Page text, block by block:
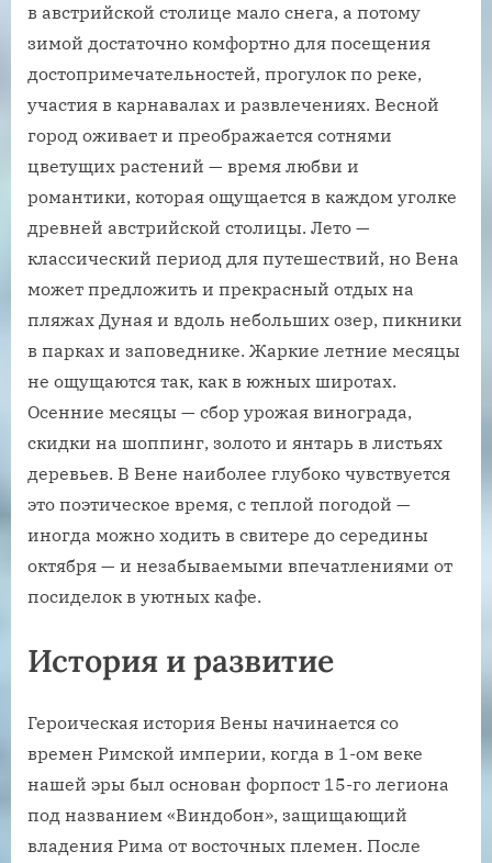
в австрийской столице мало снега, а потому
зимой достаточно комфортно для посещения
достопримечательностей, прогулок по реке,
участия в карнавалах и развлечениях. Весной
город оживает и преображается сотнями
цветущих растений — время любви и
романтики, которая ощущается в каждом уголке
древней австрийской столицы. Лето —
классический период для путешествий, но Вена
может предложить и прекрасный отдых на
пляжах Дуная и вдоль небольших озер, пикники
в парках и заповеднике. Жаркие летние месяцы
не ощущаются так, как в южных широтах.
Осенние месяцы — сбор урожая винограда,
скидки на шоппинг, золото и янтарь в листьях
деревьев. В Вене наиболее глубоко чувствуется
это поэтическое время, с теплой погодой —
иногда можно ходить в свитере до середины
октября — и незабываемыми впечатлениями от
посиделок в уютных кафе.
История и развитие
Героическая история Вены начинается со
времен Римской империи, когда в 1-ом веке
нашей эры был основан форпост 15-го легиона
под названием «Виндобон», защищающий
владения Рима от восточных племен. После